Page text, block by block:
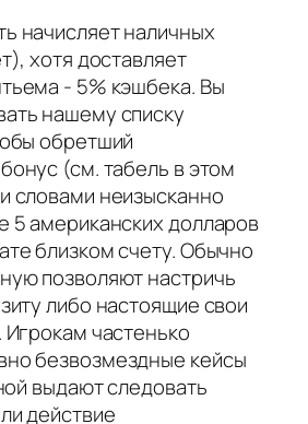
начисляет наличных
хотя доставляет
- 5% кэшбека. Вы
нашему списку
обретший
(см. табель в этом
словами неизысканно
5 американских долларов
близком счету. Обычно
позволяют настричь
либо настоящие свои
Игрокам частенько
безвозмездные кейсы
выдают следовать
действие